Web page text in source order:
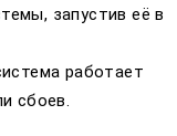
запустив её в
работает
сбоев.